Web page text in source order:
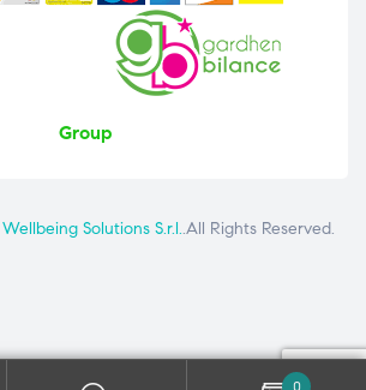
Group
Wellbeing Solutions S.r.l..All Rights Reserved.
0